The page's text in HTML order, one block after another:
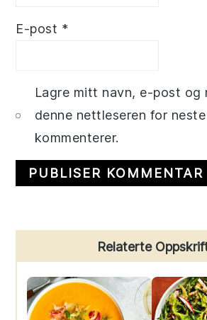
E-post *
Lagre mitt navn, e-post og
denne nettleseren for
kommenterer.
Sidebar
Relaterte